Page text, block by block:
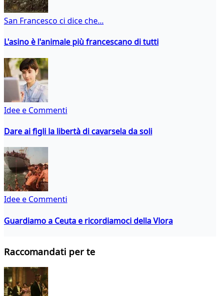
San Francesco ci dice che...
L'asino è l'animale più francescano di tutti
Idee e Commenti
Dare ai figli la libertà di cavarsela da soli
Idee e Commenti
Guardiamo a Ceuta e ricordiamoci della Vlora
Raccomandati per te